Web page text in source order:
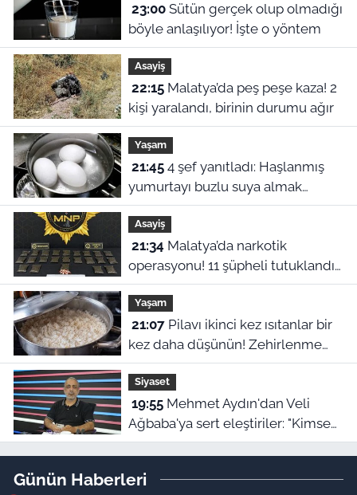
23:00Sütün gerçek olup olmadığı
böyle anlaşılıyor! İşte o yöntem
Asayiş
22:15Malatya’da peş peşe kaza! 2
kişi yaralandı, birinin durumu ağır
Yaşam
21:454 şef yanıtladı: Haşlanmış
yumurtayı buzlu suya almak
neden şart?
Asayiş
21:34
operasyonu! 11 şüpheli tutuklandı,
uyuşturucu stoku ele geçirildi
Yaşam
21:07Pilavı ikinci kez ısıtanlar bir
kez daha düşünün! Zehirlenme
riski var
Siyaset
19:55Mehmet Aydın'dan Veli
Ağbaba'ya sert eleştiriler: "Kimse
hukukun üzerinde değil"
Günün Haberleri